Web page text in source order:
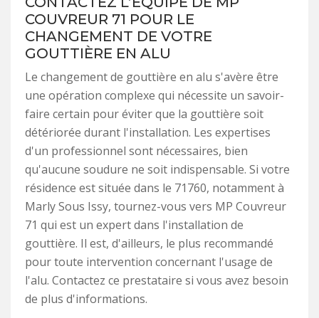
COUVREUR 71 POUR LE
CHANGEMENT DE VOTRE
GOUTTIÈRE EN ALU
Le changement de gouttière en alu s'avère être
une opération complexe qui nécessite un savoir-
faire certain pour éviter que la gouttière soit
détériorée durant l'installation. Les expertises
d'un professionnel sont nécessaires, bien
qu'aucune soudure ne soit indispensable. Si votre
résidence est située dans le 71760, notamment à
Marly Sous Issy, tournez-vous vers MP Couvreur
71 qui est un expert dans l'installation de
gouttière. Il est, d'ailleurs, le plus recommandé
pour toute intervention concernant l'usage de
l'alu. Contactez ce prestataire si vous avez besoin
de plus d'informations.